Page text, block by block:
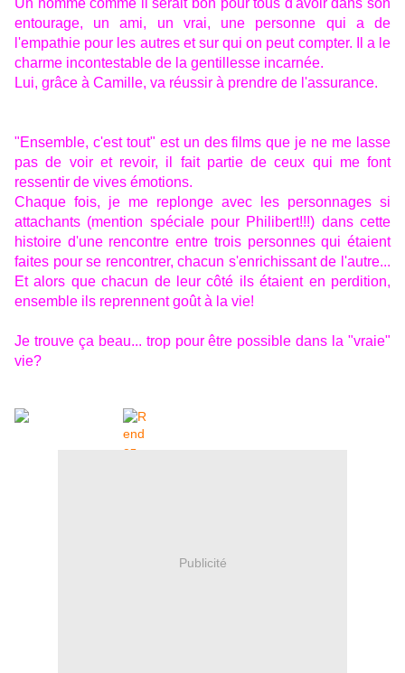
Un homme comme il serait bon pour tous d'avoir dans son
entourage, un ami, un vrai, une personne qui a de
l'empathie pour les autres et sur qui on peut compter. Il a le
charme incontestable de la gentillesse incarnée.
Lui, grâce à Camille, va réussir à prendre de l'assurance.
"Ensemble, c'est tout" est un des films que je ne me lasse
pas de voir et revoir, il fait partie de ceux qui me font
ressentir de vives émotions.
Chaque fois, je me replonge avec les personnages si
attachants (mention spéciale pour Philibert!!!) dans cette
histoire d'une rencontre entre trois personnes qui étaient
faites pour se rencontrer, chacun s'enrichissant de l'autre...
Et alors que chacun de leur côté ils étaient en perdition,
ensemble ils reprennent goût à la vie!
Je trouve ça beau... trop pour être possible dans la "vraie"
vie?
Publicité